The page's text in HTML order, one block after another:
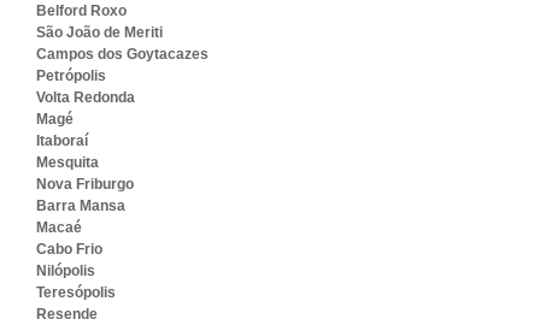
Belford Roxo
São João de Meriti
Campos dos Goytacazes
Petrópolis
Volta Redonda
Magé
Itaboraí
Mesquita
Nova Friburgo
Barra Mansa
Macaé
Cabo Frio
Nilópolis
Teresópolis
Resende